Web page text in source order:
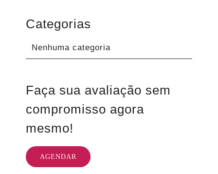
Categorias
Nenhuma categoria
Faça sua avaliação sem
compromisso agora
mesmo!
AGENDAR